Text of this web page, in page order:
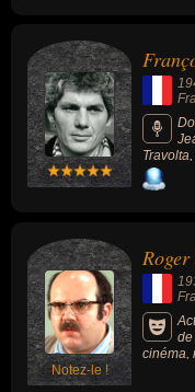
Albator
Notez-le !
de
cinéma,
"Le